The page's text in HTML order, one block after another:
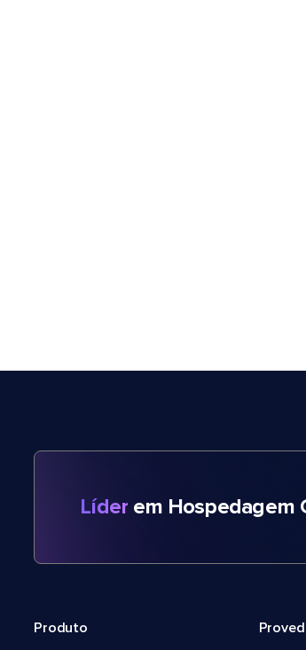
Líder em Hospedagem
Produto